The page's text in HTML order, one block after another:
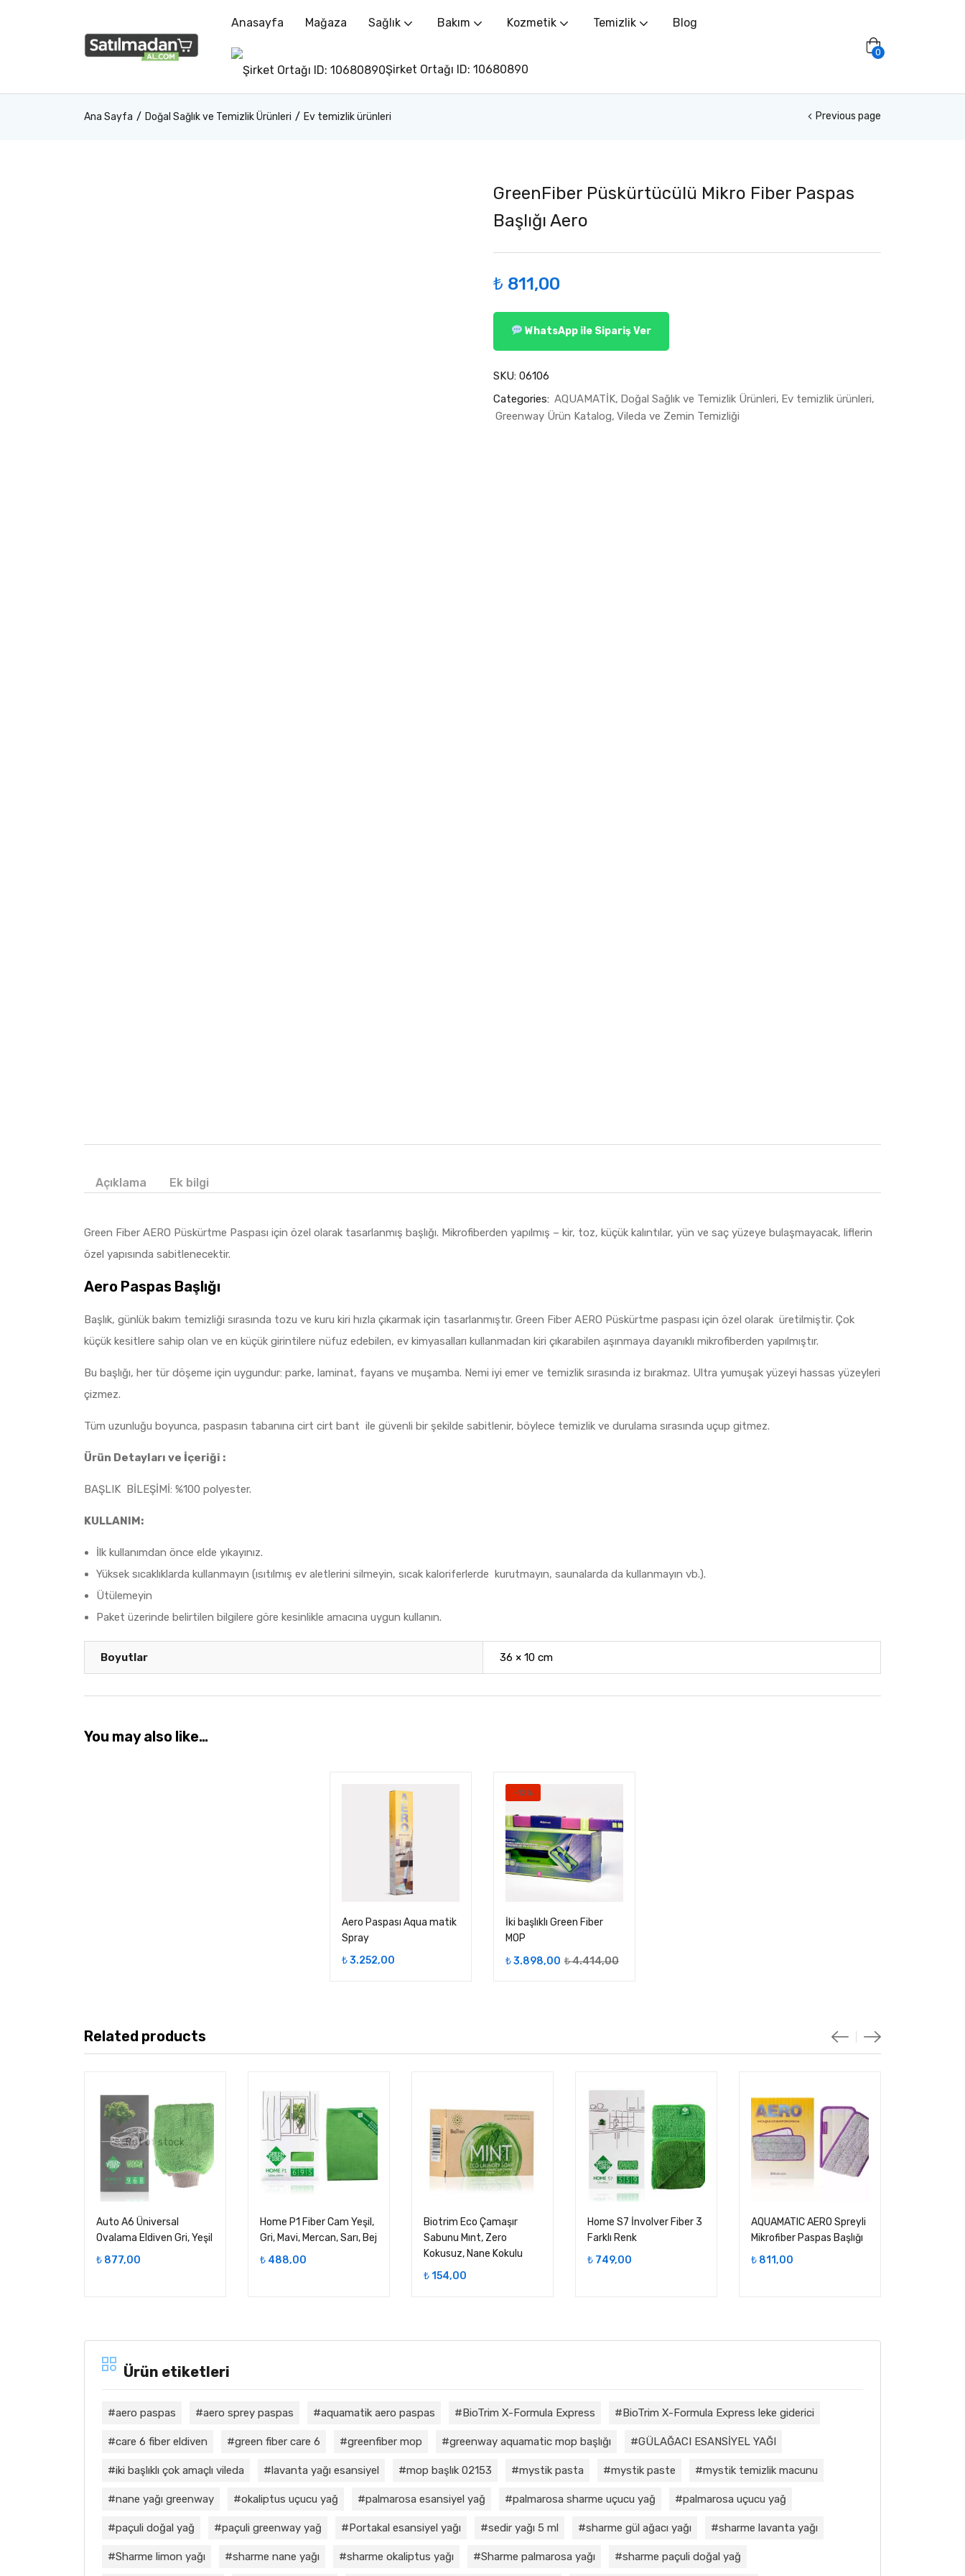
Anasayfa Mağaza Sağlık Bakım Kozmetik Temizlik Blog
Şirket Ortağı ID: 10680890
0
Ana Sayfa Doğal Sağlık ve Temizlik Ürünleri Ev temizlik ürünleri Previous page
GreenFiber Püskürtücülü Mikro Fiber Paspas
Başlığı Aero
₺ 811,00
WhatsApp ile Sipariş Ver
SKU: 06106
Categories: AQUAMATİK Doğal Sağlık ve Temizlik Ürünleri Ev temizlik ürünleri
Greenway Ürün Katalog Vileda ve Zemin Temizliği
Açıklama Ek bilgi
Green Fiber AERO Püskürtme Paspası için özel olarak tasarlanmış başlığı. Mikrofiberden yapılmış – kir, toz, küçük kalıntılar, yün ve saç yüzeye bulaşmayacak, liflerin
özel yapısında sabitlenecektir.
Aero Paspas Başlığı
Başlık, günlük bakım temizliği sırasında tozu ve kuru kiri hızla çıkarmak için tasarlanmıştır. Green Fiber AERO Püskürtme paspası için özel olarak üretilmiştir. Çok
küçük kesitlere sahip olan ve en küçük girintilere nüfuz edebilen, ev kimyasalları kullanmadan kiri çıkarabilen aşınmaya dayanıklı mikrofiberden yapılmıştır.
Bu başlığı, her tür döşeme için uygundur: parke, laminat, fayans ve muşamba. Nemi iyi emer ve temizlik sırasında iz bırakmaz. Ultra yumuşak yüzeyi hassas yüzeyleri
çizmez.
Tüm uzunluğu boyunca, paspasın tabanına cirt cirt bant ile güvenli bir şekilde sabitlenir, böylece temizlik ve durulama sırasında uçup gitmez.
Ürün Detayları ve İçeriği :
BAŞLIK BİLEŞİMİ: %100 polyester.
KULLANIM:
İlk kullanımdan önce elde yıkayınız.
Yüksek sıcaklıklarda kullanmayın (ısıtılmış ev aletlerini silmeyin, sıcak kaloriferlerde kurutmayın, saunalarda da kullanmayın vb.).
Ütülemeyin
Paket üzerinde belirtilen bilgilere göre kesinlikle amacına uygun kullanın.
Boyutlar 36 × 10 cm
You may also like…
Aero Paspası Aqua matik
Spray
₺3.252,00
-12%
İki başlıklı Green Fiber
MOP
₺3.898,00 Şu
₺4.414,00Orijinal
Related products
Out of stock
Auto A6 Üniversal
Ovalama Eldiven Gri, Yeşil
₺ 877,00
Home P1 Fiber Cam Yeşil,
Gri, Mavi, Mercan, Sarı, Bej
₺ 488,00
Biotrim Eco Çamaşır
Sabunu Mınt, Zero
Kokusuz, Nane Kokulu
₺154,00
Home S7 İnvolver Fiber 3
Farklı Renk
₺ 749,00
AQUAMATIC AERO Spreyli
Mikrofiber Paspas Başlığı
₺ 811,00
Ürün etiketleri
aero paspas aero sprey paspas aquamatik aero paspas BioTrim X-Formula Express BioTrim X-Formula Express leke giderici
care 6 fiber eldiven green fiber care 6 greenfiber mop greenway aquamatic mop başlığı GÜLAĞACI ESANSİYEL YAĞI
iki başlıklı çok amaçlı vileda lavanta yağı esansiyel mop başlık 02153 mystik pasta mystik paste mystik temizlik macunu
nane yağı greenway okaliptus uçucu yağ palmarosa esansiyel yağ palmarosa sharme uçucu yağ palmarosa uçucu yağ
paçuli doğal yağ paçuli greenway yağ Portakal esansiyel yağı sedir yağı 5 ml sharme gül ağacı yağı sharme lavanta yağı
Sharme limon yağı sharme nane yağı sharme okaliptus yağı Sharme palmarosa yağı sharme paçuli doğal yağ